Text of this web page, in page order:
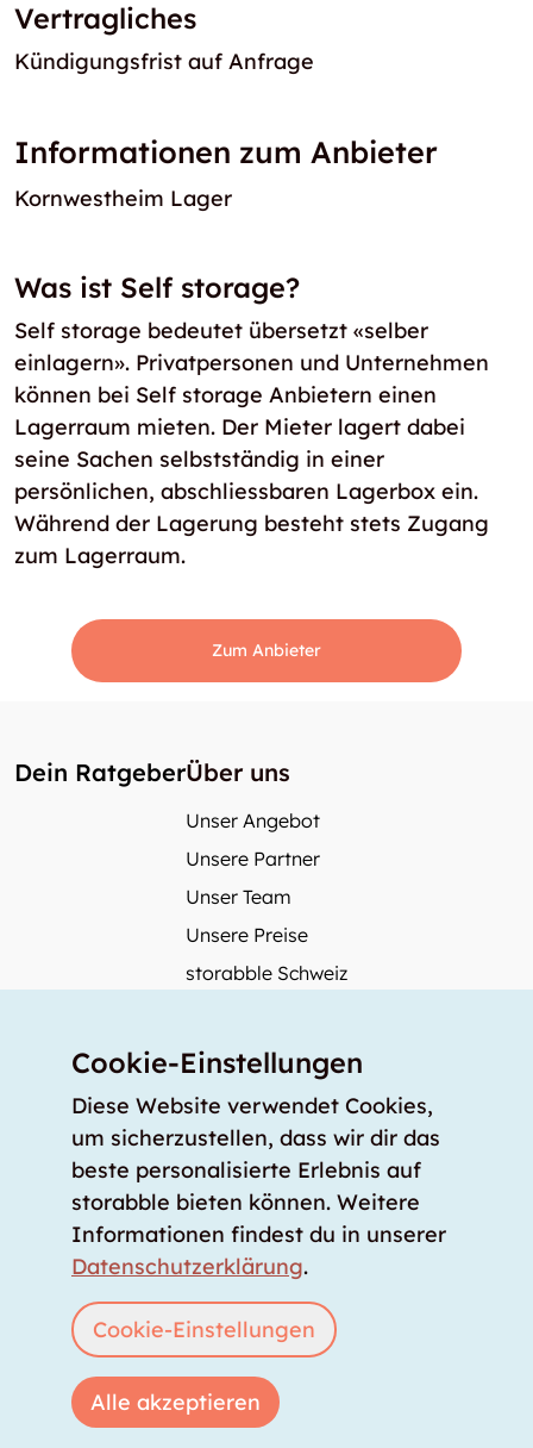
Vertragliches
Kündigungsfrist auf Anfrage
Informationen zum Anbieter
Kornwestheim Lager
Was ist Self storage?
Self storage bedeutet übersetzt «selber
einlagern». Privatpersonen und Unternehmen
können bei Self storage Anbietern einen
Lagerraum mieten. Der Mieter lagert dabei
seine Sachen selbstständig in einer
persönlichen, abschliessbaren Lagerbox ein.
Während der Lagerung besteht stets Zugang
zum Lagerraum.
Zum Anbieter
Dein RatgeberÜber uns
Unser Angebot
Unsere Partner
Unser Team
Unsere Preise
storabble Schweiz
Mehr über storabble
Medienbeiträge
Wie gross muss ein Lagerraum sein?
Was kostet ein Lagerraum?
Für Lageranbieter
Anmelden Lagerraum inserieren
Copyright © 2026 storabble|Datenschutzerklärung
Cookie-Einstellungen
Diese Website verwendet Cookies,
um sicherzustellen, dass wir dir das
beste personalisierte Erlebnis auf
storabble bieten können. Weitere
Informationen findest du in unserer
Datenschutzerklärung.
Cookie-Einstellungen
Alle akzeptieren